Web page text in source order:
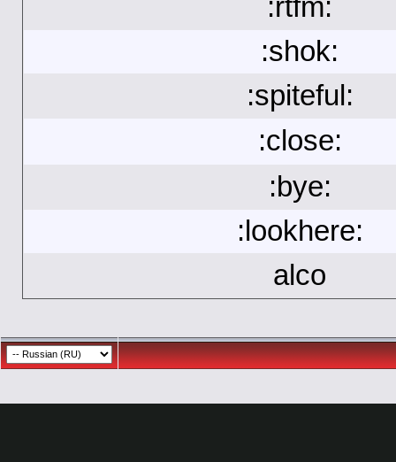
:rtfm:
:shok:
:spiteful:
:close:
:bye:
:lookhere:
alco